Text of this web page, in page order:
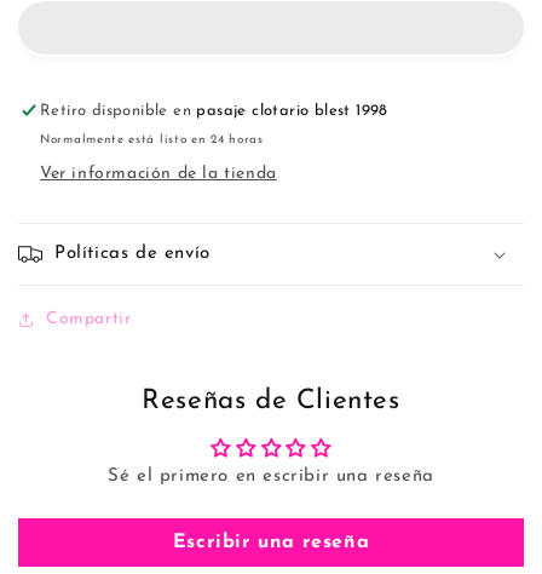
Retiro disponible en pasaje clotario blest 1998
Normalmente está listo en 24 horas
Ver información de la tienda
Políticas de envío
Compartir
Reseñas de Clientes
Sé el primero en escribir una reseña
Escribir una reseña